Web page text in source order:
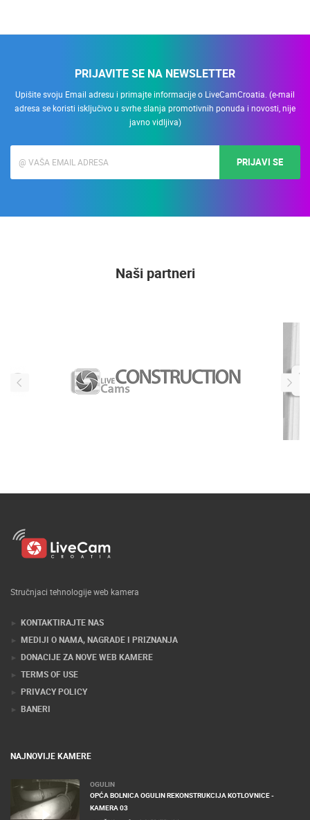
PRIJAVITE SE NA NEWSLETTER
Upišite svoju Email adresu i primajte informacije o LiveCamCroatia. (e-mail
adresa se koristi isključivo u svrhe slanja promotivnih ponuda i novosti, nije
javno vidljiva)
PRIJAVI SE
Naši partneri
Stručnjaci tehnologije web kamera
KONTAKTIRAJTE NAS
MEDIJI O NAMA, NAGRADE I PRIZNANJA
DONACIJE ZA NOVE WEB KAMERE
TERMS OF USE
PRIVACY POLICY
BANERI
NAJNOVIJE KAMERE
OGULIN
OPĆA BOLNICA OGULIN REKONSTRUKCIJA KOTLOVNICE -
KAMERA 03